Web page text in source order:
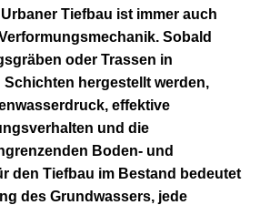
Tiefbau ist immer auch
Sobald
oder Trassen in
hergestellt werden,
effektive
und die
Boden- und
den Tiefbau im Bestand bedeutet
des Grundwassers, jede